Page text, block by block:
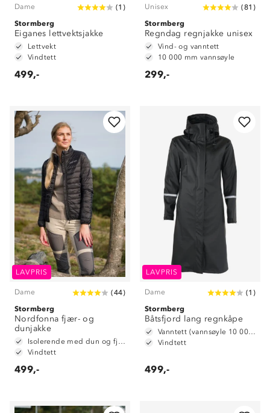
Dame (1 )
Stormberg
Eiganes lettvektsjakke
Lettvekt
Vindtett
499,-
Unisex (81 )
Stormberg
Regndag regnjakke unisex
Vind- og vanntett
10 000 mm vannsøyle
299,-
LAVPRIS
Dame (44)
Stormberg
Nordfonna fjær- og
dunjakke
Isolerende med dun og fjær
Vindtett
499,-
LAVPRIS
Dame (1 )
Stormberg
Båtsfjord lang regnkåpe
Vanntett (vannsøyle 10 000 mm)
Vindtett
499,-